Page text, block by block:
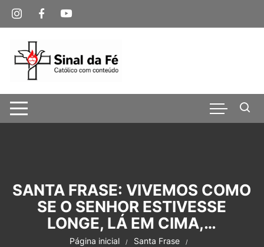
Pular
para
conteúdo
SANTA FRASE: VIVEMOS COMO
SE O SENHOR ESTIVESSE
LONGE, LÁ EM CIMA,…
Página inicial
Santa Frase